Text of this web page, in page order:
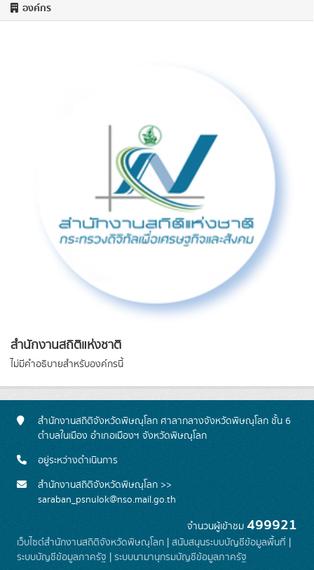
องค์กร
สำนักงานสถิติแห่งชาติ
ไม่มีคำอธิบายสำหรับองค์กรนี้
สำนักงานสถิติจังหวัดพิษณุโลก ศาลากลางจังหวัดพิษณุโลก ชั้น 6
ตำบลในเมือง อำเภอเมืองฯ จังหวัดพิษณุโลก
อยู่ระหว่างดำเนินการ
สำนักงานสถิติจังหวัดพิษณุโลก >>
saraban_psnulok@nso.mail.go.th
จำนวนผู้เข้าชม 499921
เว็บไซต์สำนักงานสถิติจังหวัดพิษณุโลก | สนับสนุนระบบบัญชีข้อมูลพื้นที่ |
ระบบบัญชีข้อมูลภาครัฐ | ระบบนามานุกรมบัญชีข้อมูลภาครัฐ